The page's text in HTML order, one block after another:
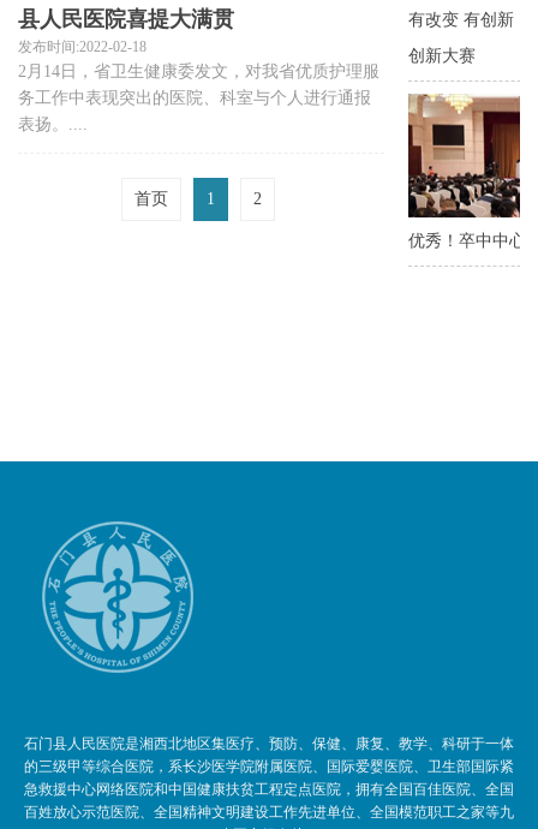
县人民医院喜提大满贯
发布时间:2022-02-18
2月14日，省卫生健康委发文，对我省优质护理服
务工作中表现突出的医院、科室与个人进行通报
表扬。....
首页 1 2
石门县人民医院是湘西北地区集医疗、预防、保健、康复、教学、科研于一体
的三级甲等综合医院，系长沙医学院附属医院、国际爱婴医院、卫生部国际紧
急救援中心网络医院和中国健康扶贫工程定点医院，拥有全国百佳医院、全国
百姓放心示范医院、全国精神文明建设工作先进单位、全国模范职工之家等九